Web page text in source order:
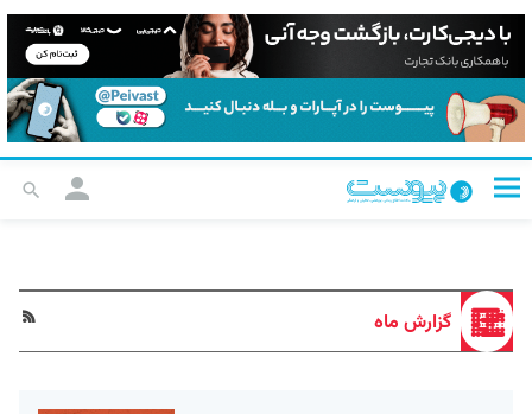
گزارش ماه